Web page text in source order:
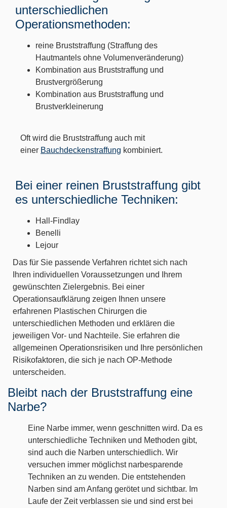
unterschiedlichen
Operationsmethoden:
reine Bruststraffung (Straffung des
Hautmantels ohne Volumenveränderung)
Kombination aus Bruststraffung und
Brustvergrößerung
Kombination aus Bruststraffung und
Brustverkleinerung
Oft wird die Bruststraffung auch mit
einer Bauchdeckenstraffung kombiniert.
Bei einer reinen Bruststraffung gibt
es unterschiedliche Techniken:
Hall-Findlay
Benelli
Lejour
Das für Sie passende Verfahren richtet sich nach
Ihren individuellen Voraussetzungen und Ihrem
gewünschten Zielergebnis. Bei einer
Operationsaufklärung zeigen Ihnen unsere
erfahrenen Plastischen Chirurgen die
unterschiedlichen Methoden und erklären die
jeweiligen Vor- und Nachteile. Sie erfahren die
allgemeinen Operationsrisiken und Ihre persönlichen
Risikofaktoren, die sich je nach OP-Methode
unterscheiden.
Bleibt nach der Bruststraffung eine
Narbe?
Eine Narbe immer, wenn geschnitten wird. Da es
unterschiedliche Techniken und Methoden gibt,
sind auch die Narben unterschiedlich. Wir
versuchen immer möglichst narbesparende
Techniken an zu wenden. Die entstehenden
Narben sind am Anfang gerötet und sichtbar. Im
Laufe der Zeit verblassen sie und sind erst bei